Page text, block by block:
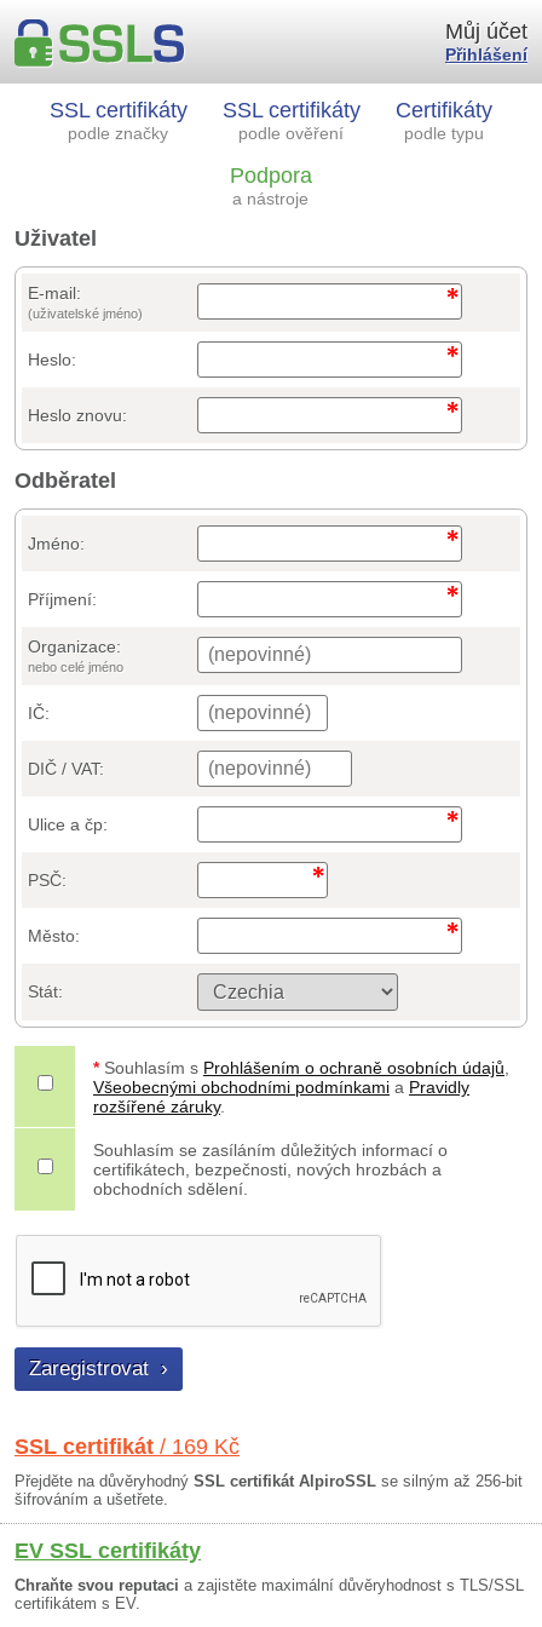
SSL certifikáty
podle značky
SSL certifikáty
podle ověření
Certifikáty
podle typu
Podpora
a nástroje
Můj účet
Přihlášení
Uživatel
E-mail:
(uživatelské jméno)
Heslo:
Heslo znovu:
Odběratel
Jméno:
Příjmení:
Organizace:
nebo celé jméno
IČ:
DIČ / VAT:
Ulice a čp:
PSČ:
Město:
Stát:
* Souhlasím s Prohlášením o ochraně osobních údajů
Všeobecnými obchodními podmínkami a Pravidly
rozšířené záruky.
Souhlasím se zasíláním důležitých informací o
certifikátech, bezpečnosti, nových hrozbách a
obchodních sdělení.
SSL certifikát / 169 Kč
Přejděte na důvěryhodný SSL certifikát AlpiroSSL se silným až 256-bit
šifrováním a ušetřete.
EV SSL certifikáty
Chraňte svou reputaci a zajistěte maximální důvěryhodnost s TLS/SSL
certifikátem s EV.